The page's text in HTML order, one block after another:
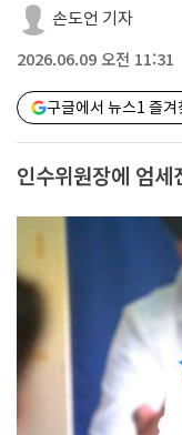
손도언 기자
2026.06.09 오전 11:31
구글에서 뉴스1 즐겨
인수위원장에 엄